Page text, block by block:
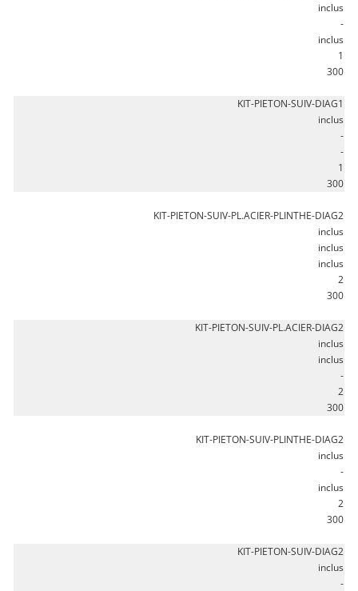
inclus
-
inclus
1
300
KIT-PIETON-SUIV-DIAG1
inclus
-
-
1
300
KIT-PIETON-SUIV-PL.ACIER-PLINTHE-DIAG2
inclus
inclus
inclus
2
300
KIT-PIETON-SUIV-PL.ACIER-DIAG2
inclus
inclus
-
2
300
KIT-PIETON-SUIV-PLINTHE-DIAG2
inclus
-
inclus
2
300
KIT-PIETON-SUIV-DIAG2
inclus
-